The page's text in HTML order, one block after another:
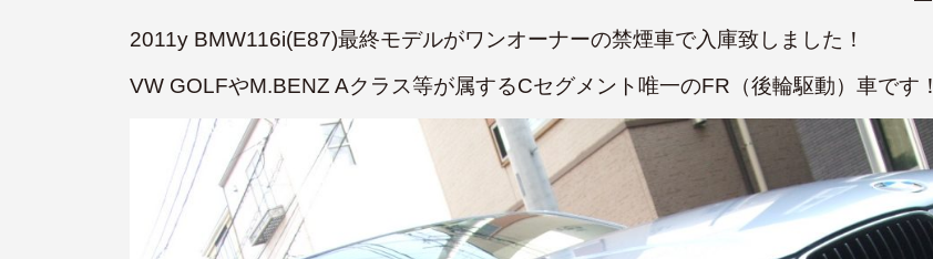
2011y BMW116i(E87)最終モデルがワンオーナーの禁煙車で入庫致しました！
VW GOLFやM.BENZ Aクラス等が属するCセグメント唯一のFR（後輪駆動）車です！